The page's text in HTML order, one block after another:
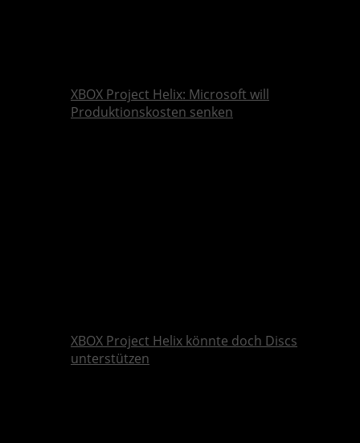
XBOX Project Helix: Microsoft will
Produktionskosten senken
XBOX Project Helix könnte doch Discs
unterstützen